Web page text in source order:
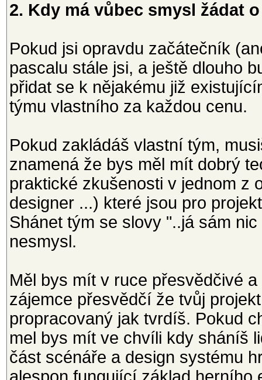
2. Kdy má vůbec smysl žádat
Pokud jsi opravdu začátečník
pascalu stále jsi, a ještě dlouho
přidat se k nějakému již
týmu vlastního za každou cenu.
Pokud zakládáš vlastní tým,
znamená že bys měl mít dobrý
praktické zkušenosti v jednom z
designer ...) které jsou pro
Shánet tým se slovy "..já sám
nesmysl.
Měl bys mít v ruce přesvědčivé
zájemce přesvědčí že tvůj
propracovaný jak tvrdíš. Pokud
mel bys mít ve chvíli kdy sháníš
část scénáře a design systému